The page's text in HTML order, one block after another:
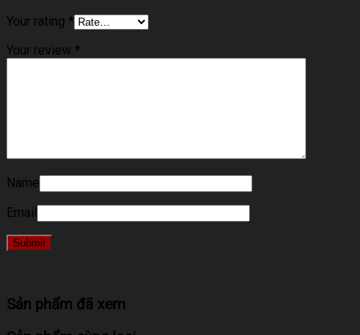
Your rating *
Your review *
Name
Email
Sản phẩm đã xem